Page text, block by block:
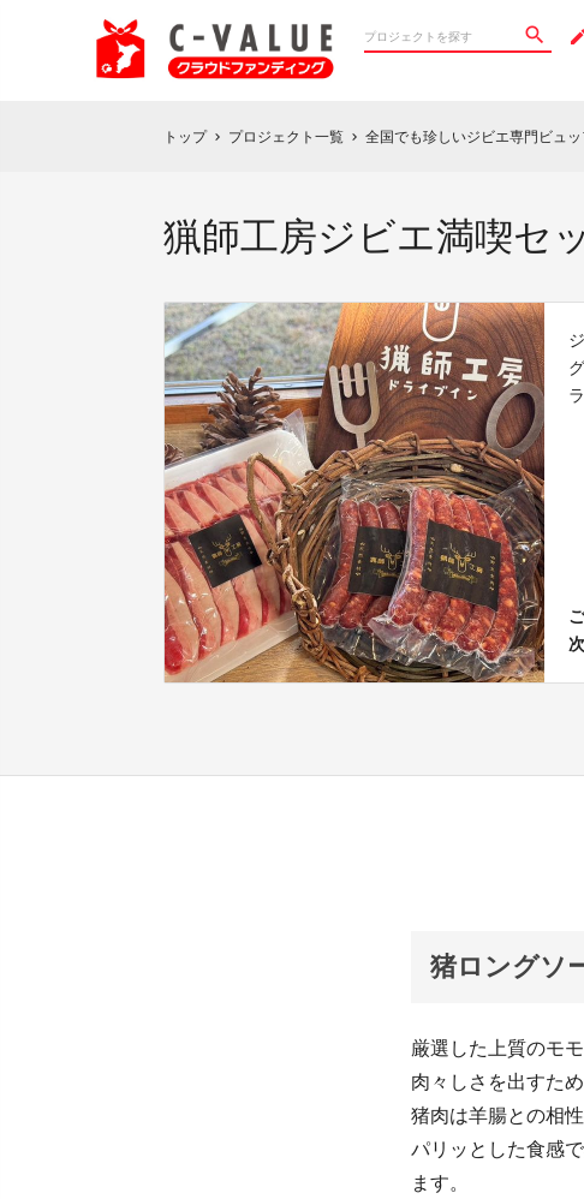
トップ chevron_right プロジェクト一覧 chevron_right 全国でも珍しいジビエ専門ビュ
猟師工房ジビエ満喫セ
猪ロングソ
厳選した上質のモ
肉々しさを出すた
猪肉は羊腸との相性
パリッとした食感
ます。